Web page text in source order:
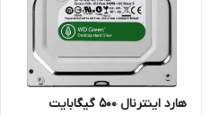
هارد اینترنال 500 گیگابایت